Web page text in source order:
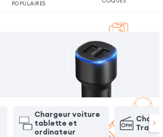
POPULAIRES
Chargeur voiture
tablette et
ordinateur